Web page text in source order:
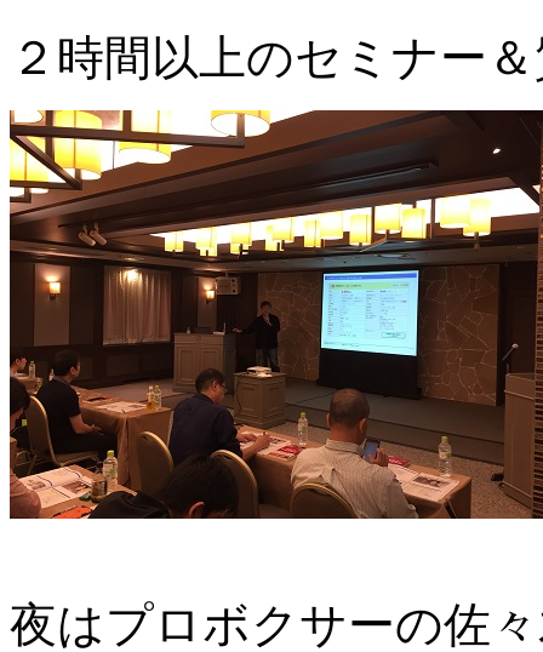
２時間以上のセミナー
夜はプロボクサーの佐